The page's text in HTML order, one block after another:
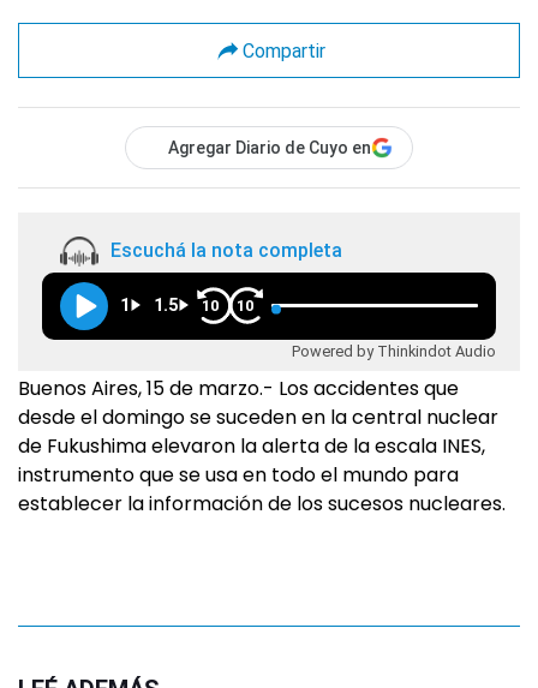
Compartir
Agregar Diario de Cuyo en
Escuchá la nota completa
1 1.5 10 10
Powered by Thinkindot Audio
Buenos Aires, 15 de marzo.- Los accidentes que
desde el domingo se suceden en la central nuclear
de Fukushima elevaron la alerta de la escala INES,
instrumento que se usa en todo el mundo para
establecer la información de los sucesos nucleares.